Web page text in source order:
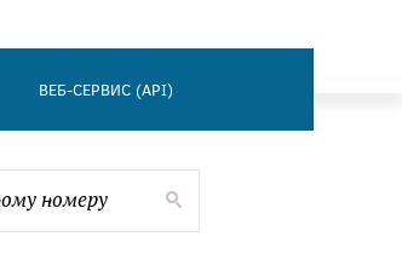
ВЕБ-СЕРВИС (API)